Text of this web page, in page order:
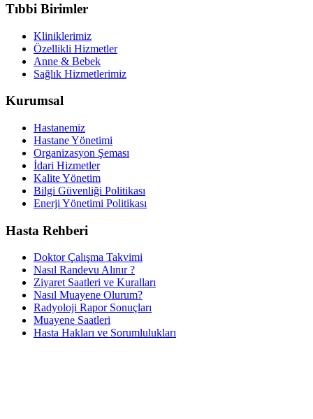
Tıbbi Birimler
Kliniklerimiz
Özellikli Hizmetler
Anne & Bebek
Sağlık Hizmetlerimiz
Kurumsal
Hastanemiz
Hastane Yönetimi
Organizasyon Şeması
İdari Hizmetler
Kalite Yönetim
Bilgi Güvenliği Politikası
Enerji Yönetimi Politikası
Hasta Rehberi
Doktor Çalışma Takvimi
Nasıl Randevu Alınır ?
Ziyaret Saatleri ve Kuralları
Nasıl Muayene Olurum?
Radyoloji Rapor Sonuçları
Muayene Saatleri
Hasta Hakları ve Sorumlulukları